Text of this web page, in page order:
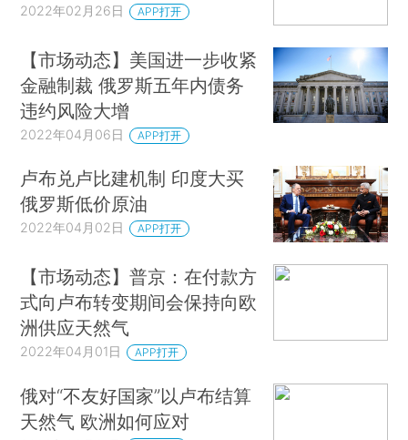
2022年02月26日 APP打开
【市场动态】美国进一步收紧
金融制裁 俄罗斯五年内债务
违约风险大增
2022年04月06日 APP打开
卢布兑卢比建机制 印度大买
俄罗斯低价原油
2022年04月02日 APP打开
【市场动态】普京：在付款方
式向卢布转变期间会保持向欧
洲供应天然气
2022年04月01日 APP打开
俄对“不友好国家”以卢布结算
天然气 欧洲如何应对